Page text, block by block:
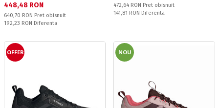
Текуща цена:
448,48 RON
Pret obisnuit:
640,70 RON Pret obisnuit
Спестявате:
192,23 RON Diferenta
Pret obisnuit:
472,64 RON Pret obisnuit
Спестявате:
141,81 RON Diferenta
OFFER NOU